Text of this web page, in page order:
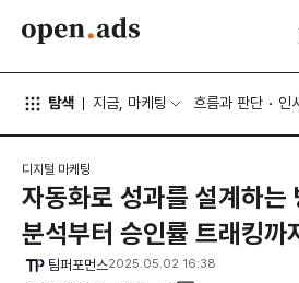
탐색 지금, 마케팅 흐름과 판단 인
디지털 마케팅
자동화로 성과를 설계하는
분석부터 승인률 트래킹까
팀퍼포먼스2025.05.02 16:38